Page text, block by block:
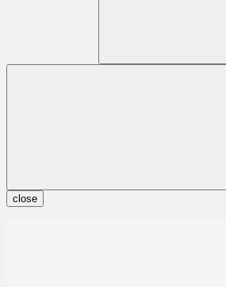
close